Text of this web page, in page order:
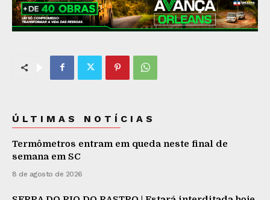
ÚLTIMAS NOTÍCIAS
Termômetros entram em queda neste final de
semana em SC
8 de agosto de 2026